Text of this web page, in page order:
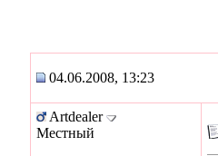
04.06.2008, 13:23
Artdealer
Местный